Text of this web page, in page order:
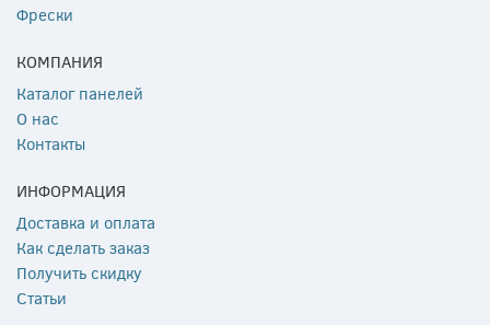
Фрески
КОМПАНИЯ
Каталог панелей
О нас
Контакты
ИНФОРМАЦИЯ
Доставка и оплата
Как сделать заказ
Получить скидку
Статьи